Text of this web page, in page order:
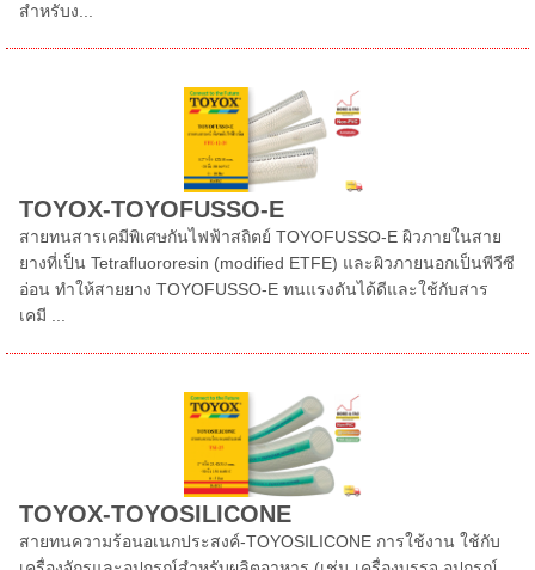
สำหรับง...
TOYOX-TOYOFUSSO-E
สายทนสารเคมีพิเศษกันไฟฟ้าสถิตย์ TOYOFUSSO-E ผิวภายในสาย
ยางที่เป็น Tetrafluororesin (modified ETFE) และผิวภายนอกเป็นพีวีซี
อ่อน ทำให้สายยาง TOYOFUSSO-E ทนแรงดันได้ดีและใช้กับสาร
เคมี ...
TOYOX-TOYOSILICONE
สายทนความร้อนอเนกประสงค์-TOYOSILICONE การใช้งาน ใช้กับ